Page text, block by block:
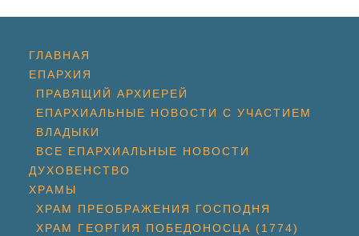
ГЛАВНАЯ
ЕПАРХИЯ
ПРАВЯЩИЙ АРХИЕРЕЙ
ЕПАРХИАЛЬНЫЕ НОВОСТИ С УЧАСТИЕМ
ВЛАДЫКИ
ВСЕ ЕПАРХИАЛЬНЫЕ НОВОСТИ
ДУХОВЕНСТВО
ХРАМЫ
ХРАМ ПРЕОБРАЖЕНИЯ ГОСПОДНЯ
ХРАМ ГЕОРГИЯ ПОБЕДОНОСЦА (1774)